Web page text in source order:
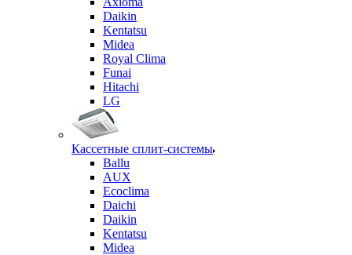
Daikin
Kentatsu
Midea
Royal Clima
Funai
Hitachi
LG
Кассетные сплит-системы
Ballu
AUX
Ecoclima
Daichi
Daikin
Kentatsu
Midea